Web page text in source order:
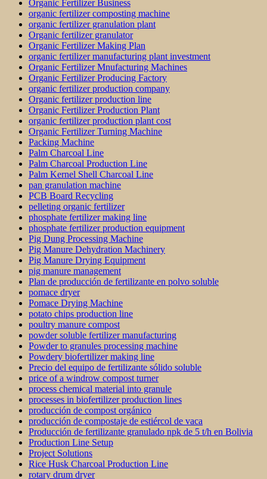
Organic Fertilizer Business
organic fertilizer composting machine
organic fertilizer granulation plant
Organic fertilizer granulator
Organic Fertilizer Making Plan
organic fertilizer manufacturing plant investment
Organic Fertilizer Mnufacturing Machines
Organic Fertilizer Producing Factory
organic fertilizer production company
Organic fertilizer production line
Organic Fertilizer Production Plant
organic fertilizer production plant cost
Organic Fertilizer Turning Machine
Packing Machine
Palm Charcoal Line
Palm Charcoal Production Line
Palm Kernel Shell Charcoal Line
pan granulation machine
PCB Board Recycling
pelleting organic fertilizer
phosphate fertilizer making line
phosphate fertilizer production equipment
Pig Dung Processing Machine
Pig Manure Dehydration Machinery
Pig Manure Drying Equipment
pig manure management
Plan de producción de fertilizante en polvo soluble
pomace dryer
Pomace Drying Machine
potato chips production line
poultry manure compost
powder soluble fertilizer manufacturing
Powder to granules processing machine
Powdery biofertilizer making line
Precio del equipo de fertilizante sólido soluble
price of a windrow compost turner
process chemical material into granule
processes in biofertilizer production lines
producción de compost orgánico
producción de compostaje de estiércol de vaca
Producción de fertilizante granulado npk de 5 t/h en Bolivia
Production Line Setup
Project Solutions
Rice Husk Charcoal Production Line
rotary drum dryer